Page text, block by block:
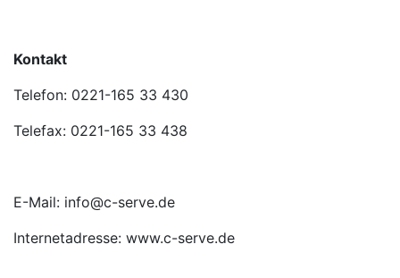
Kontakt
Telefon: 0221-165 33 430
Telefax: 0221-165 33 438
E-Mail: info@c-serve.de
Internetadresse: www.c-serve.de